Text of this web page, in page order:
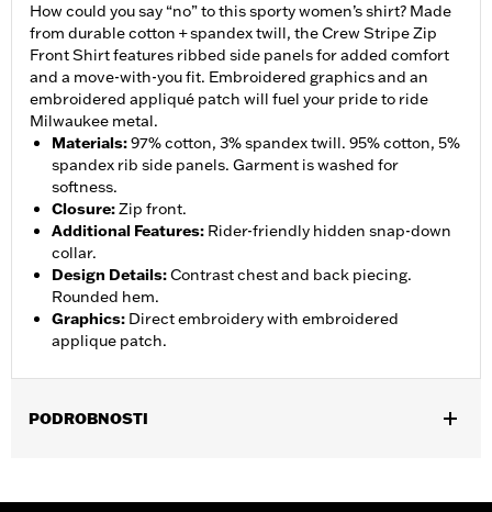
How could you say “no” to this sporty women’s shirt? Made
from durable cotton + spandex twill, the Crew Stripe Zip
Front Shirt features ribbed side panels for added comfort
and a move-with-you fit. Embroidered graphics and an
embroidered appliqué patch will fuel your pride to ride
Milwaukee metal.
Materials:97% cotton, 3% spandex twill. 95% cotton, 5%
spandex rib side panels. Garment is washed for
softness.
Closure:Zip front.
Additional Features: Rider-friendly hidden snap-down
collar.
Design Details:Contrast chest and back piecing.
Rounded hem.
Graphics: Direct embroidery with embroidered
applique patch.
PODROBNOSTI
Functional Features:Zipper Front